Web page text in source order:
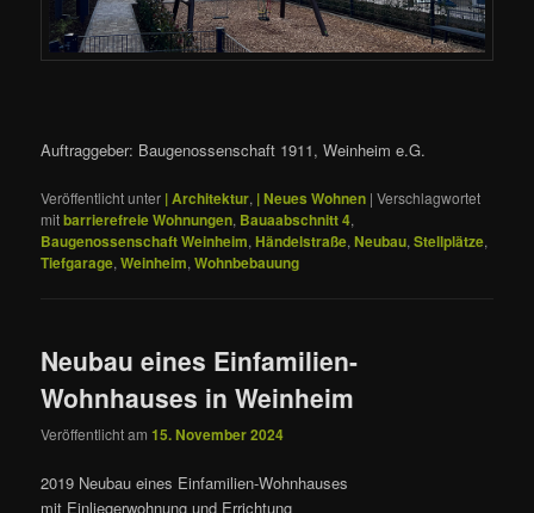
Auftraggeber: Baugenossenschaft 1911, Weinheim e.G.
Veröffentlicht unter | Architektur, | Neues Wohnen |Verschlagwortet
mitbarrierefreie Wohnungen, Bauaabschnitt 4,
Baugenossenschaft Weinheim,Händelstraße,Neubau,Stellplätze,
Tiefgarage,Weinheim,Wohnbebauung
Neubau eines Einfamilien-
Wohnhauses in Weinheim
Veröffentlicht am15. November 2024
2019 Neubau eines Einfamilien-Wohnhauses
mit Einliegerwohnung und Errichtung